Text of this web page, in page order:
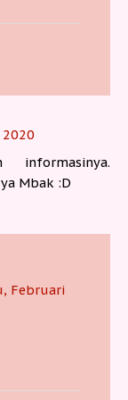
2020
Mbak :D
Februari